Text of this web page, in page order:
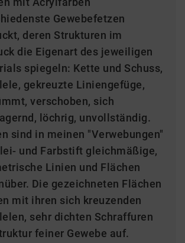
Gewebefetzen
deren Strukturen im
die Eigenart des jeweiligen
spiegeln: Kette und Schuss,
gekreuzte Liniengefüge,
verschoben, sich
löchrig, unvollständig.
sind in meinen "Verwebungen"
und Farbstift gleichmäßige,
Linien und Flächen
Die gezeichneten Flächen
mit ihren sich kreuzenden
sehr dichten Schraffuren
feiner Gewebe auf.